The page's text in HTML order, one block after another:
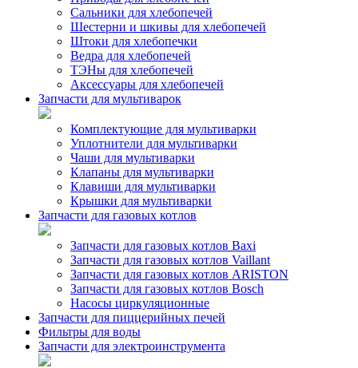
Сальники для хлебопечей
Шестерни и шкивы для хлебопечей
Штоки для хлебопечки
Ведра для хлебопечей
ТЭНы для хлебопечей
Аксессуары для хлебопечей
Запчасти для мультиварок
Комплектующие для мультиварки
Уплотнители для мультиварки
Чаши для мультиварки
Клапаны для мультиварки
Клавиши для мультиварки
Крышки для мультиварки
Запчасти для газовых котлов
Запчасти для газовых котлов Baxi
Запчасти для газовых котлов Vaillant
Запчасти для газовых котлов ARISTON
Запчасти для газовых котлов Bosch
Насосы циркуляционные
Запчасти для пиццерийных печей
Фильтры для воды
Запчасти для электроинструмента